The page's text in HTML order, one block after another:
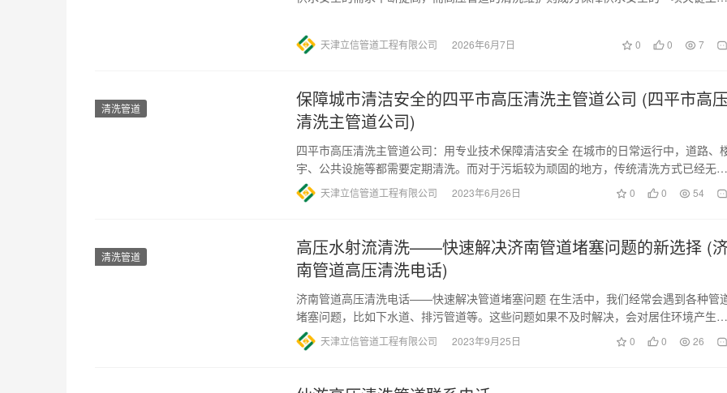
天津立信管道工程有限公司 2026年6月7日 0 0 7
清洗管道
保障城市清洁安全的四平市高压清洗主管道公司 (四平市高
清洗主管道公司)
四平市高压清洗主管道公司：用专业技术保障清洁安全 在城市的日常运行中，道路、
宇、公共设施等都需要定期清洗。而对于污垢较为顽固的地方，传统清洗方式已经无法
满足需求。四平市高压清洗主…
天津立信管道工程有限公司 2023年6月26日 0 0 54
清洗管道
高压水射流清洗——快速解决济南管道堵塞问题的新选择 (
南管道高压清洗电话)
济南管道高压清洗电话——快速解决管道堵塞问题 在生活中，我们经常会遇到各种管
堵塞问题，比如下水道、排污管道等。这些问题如果不及时解决，会对居住环境产生很
大的影响。为了解决这些问题…
天津立信管道工程有限公司 2023年9月25日 0 0 26